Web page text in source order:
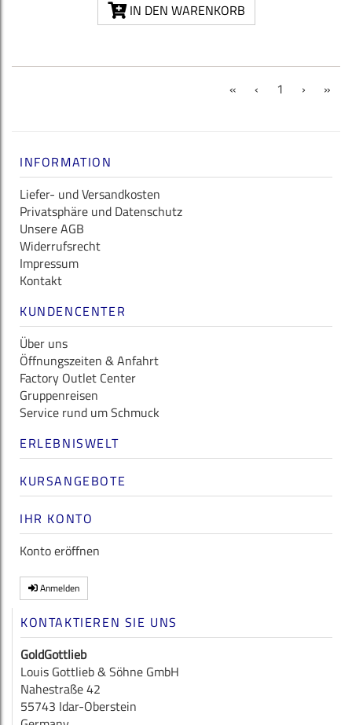
IN DEN WARENKORB
« ‹ 1 (current)
› »
INFORMATION
Liefer- und Versandkosten
Privatsphäre und Datenschutz
Unsere AGB
Widerrufsrecht
Impressum
Kontakt
KUNDENCENTER
Über uns
Öffnungszeiten & Anfahrt
Factory Outlet Center
Gruppenreisen
Service rund um Schmuck
ERLEBNISWELT
KURSANGEBOTE
IHR KONTO
Konto eröffnen
Anmelden
KONTAKTIEREN SIE UNS
GoldGottlieb
Louis Gottlieb & Söhne GmbH
Nahestraße 42
55743 Idar-Oberstein